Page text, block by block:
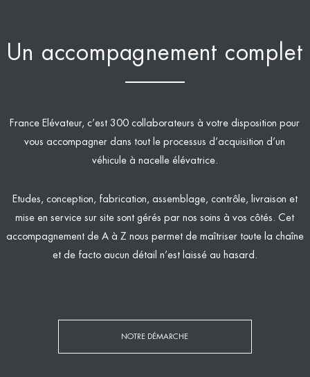
Un accompagnement complet
France Elévateur, c’est 300 collaborateurs à votre disposition pour
vous accompagner dans tout le processus d’acquisition d’un
véhicule à nacelle élévatrice.
Etudes, conception, fabrication, assemblage, contrôle, livraison et
mise en service sur site sont gérés par nos soins à vos côtés. Cet
accompagnement de A à Z nous permet de maîtriser toute la chaîne
et de facto aucun détail n’est laissé au hasard.
NOTRE DÉMARCHE